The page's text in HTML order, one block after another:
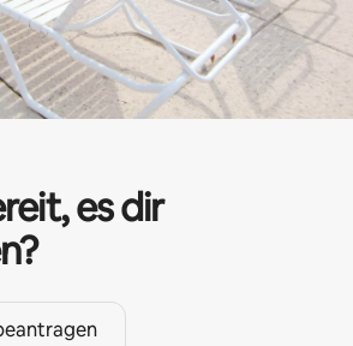
es dir